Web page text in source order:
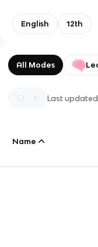
English 12th
All Modes
Last
Name